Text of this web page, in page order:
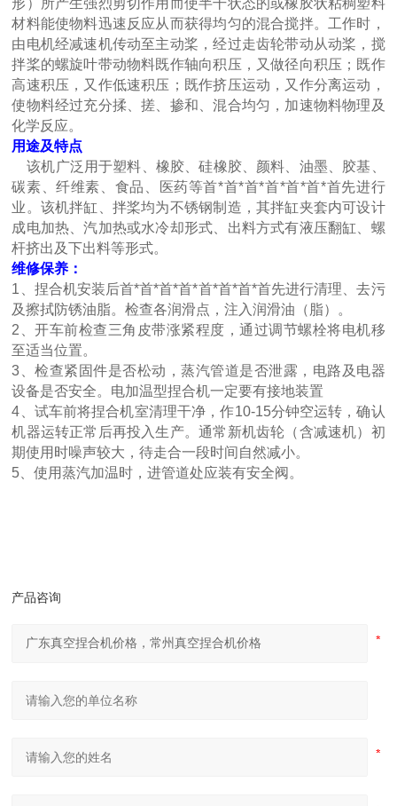
形）所产生强烈剪切作用而使半干状态的或橡胶状粘稠塑料
材料能使物料迅速反应从而获得均匀的混合搅拌。工作时，
由电机经减速机传动至主动桨，经过走齿轮带动从动桨，搅
拌桨的螺旋叶带动物料既作轴向积压，又做径向积压；既作
高速积压，又作低速积压；既作挤压运动，又作分离运动，
使物料经过充分揉、搓、掺和、混合均匀，加速物料物理及
化学反应。
用途及特点
该机广泛用于塑料、橡胶、硅橡胶、颜料、油墨、胶基、
碳素、纤维素、食品、医药等首*首*首*首*首*首*首先进行
业。该机拌缸、拌桨均为不锈钢制造，其拌缸夹套内可设计
成电加热、汽加热或水冷却形式、出料方式有液压翻缸、螺
杆挤出及下出料等形式。
维修保养：
1、捏合机安装后首*首*首*首*首*首*首*首先进行清理、去污
及擦拭防锈油脂。检查各润滑点，注入润滑油（脂）。
2、开车前检查三角皮带涨紧程度，通过调节螺栓将电机移
至适当位置。
3、检查紧固件是否松动，蒸汽管道是否泄露，电路及电器
设备是否安全。电加温型捏合机一定要有接地装置
4、试车前将捏合机室清理干净，作10-15分钟空运转，确认
机器运转正常后再投入生产。通常新机齿轮（含减速机）初
期使用时噪声较大，待走合一段时间自然减小。
5、使用蒸汽加温时，进管道处应装有安全阀。
产品咨询